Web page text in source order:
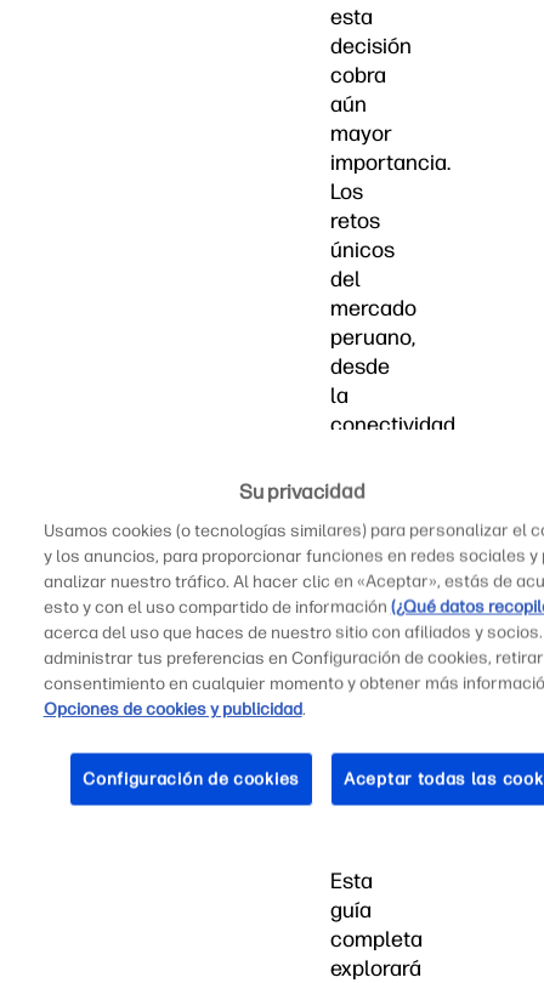
esta
decisión
cobra
aún
mayor
importancia.
Los
retos
únicos
del
mercado
peruano,
desde
la
conectividad
la
necesaria
para
nuestro
clima
diverso,
requieren
precisas
y
Esta
guía
completa
explorará
Su privacidad
Usamos cookies (o tecnologías similares) para personalizar el
y los anuncios, para proporcionar funciones en redes sociales y
analizar nuestro tráfico. Al hacer clic en «Aceptar», estás de
esto y con el uso compartido de información (¿Qué datos
acerca del uso que haces de nuestro sitio con afiliados y
administrar tus preferencias en Configuración de cookies,
consentimiento en cualquier momento y obtener más
Opciones de cookies y publicidad.
Configuración de cookies Aceptar todas las